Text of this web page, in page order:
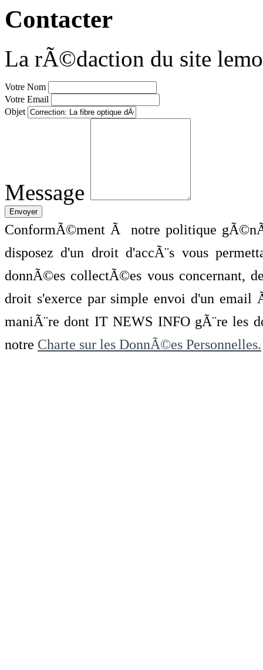
Contacter
La rÃ©daction du site
Votre Nom
Votre Email
Objet
Message
ConformÃ©ment Ã notre politique
disposez d'un droit d'accÃ¨s vous
donnÃ©es collectÃ©es vous concernant,
droit s'exerce par simple envoi d'un
maniÃ¨re dont IT NEWS INFO gÃ¨re les
notre Charte sur les DonnÃ©es Personnelles.